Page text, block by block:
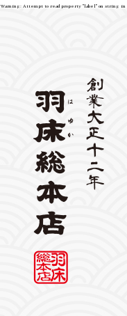
Warning: Attempt to read property "label" on string in